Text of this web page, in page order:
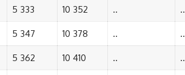
5 333 10 352 .. ..
5 347 10 378 .. ..
5 362 10 410 .. ..